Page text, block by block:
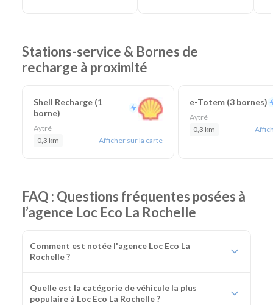
Stations-service & Bornes de
recharge à proximité
Shell Recharge (1
borne)
Aytré
0,3 km
Afficher sur la carte
e-Totem (3 bornes)
Aytré
0,3 km
FAQ : Questions fréquentes posées à
l’agence Loc Eco La Rochelle
Comment est notée l'agence Loc Eco La
Rochelle ?
Quelle est la catégorie de véhicule la plus
populaire à Loc Eco La Rochelle ?